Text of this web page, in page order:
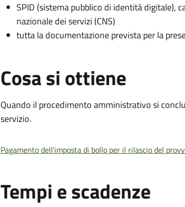
SPID (sistema pubblico di identità digitale),
nazionale dei servizi (CNS)
tutta la documentazione prevista per la
Cosa si ottiene
Quando il procedimento amministrativo si
servizio.
Pagamento dell'imposta di bollo per il rilascio del
Tempi e scadenze